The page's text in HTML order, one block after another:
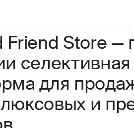
Friend Store —
для
и